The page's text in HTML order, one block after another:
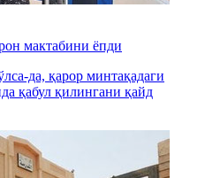
мактабини ёпди
да, қарор минтақадаги
қабул қилингани қайд